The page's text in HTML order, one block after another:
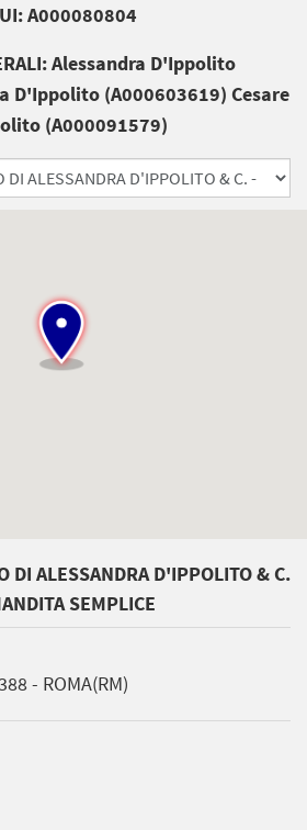
A000080804
Alessandra D'Ippolito
D'Ippolito (A000603619) Cesare
(A000091579)
DI ALESSANDRA D'IPPOLITO & C.
SEMPLICE
- ROMA(RM)